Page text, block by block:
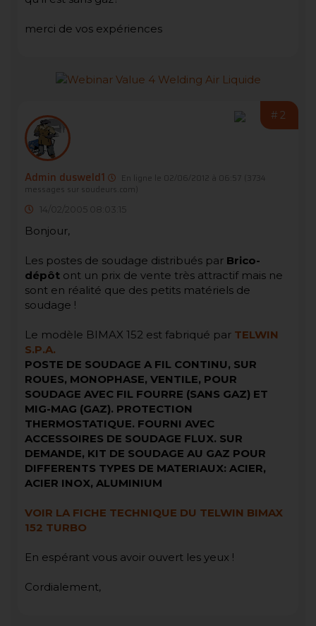
merci de vos expériences
#2
Admin dusweld1 En ligne le 02/06/2012 à 06:57
(3734
messages sur soudeurs.com)
14/02/2005 08:03:15
Bonjour,
Les postes de soudage distribués par Brico-
dépôt ont un prix de vente très attractif mais ne
sont en réalité que des petits matériels de
soudage !
Le modèle BIMAX 152 est fabriqué par TELWIN
S.P.A.
POSTE DE SOUDAGE A FIL CONTINU, SUR
ROUES, MONOPHASE, VENTILE, POUR
SOUDAGE AVEC FIL FOURRE (SANS GAZ) ET
MIG-MAG (GAZ). PROTECTION
THERMOSTATIQUE. FOURNI AVEC
ACCESSOIRES DE SOUDAGE FLUX. SUR
DEMANDE, KIT DE SOUDAGE AU GAZ POUR
DIFFERENTS TYPES DE MATERIAUX: ACIER,
ACIER INOX, ALUMINIUM
VOIR LA FICHE TECHNIQUE DU TELWIN BIMAX
152 TURBO
En espérant vous avoir ouvert les yeux !
Cordialement,